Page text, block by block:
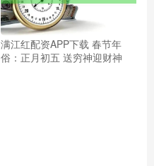
满江红配资APP下载 春节年
俗：正月初五 送穷神迎财神